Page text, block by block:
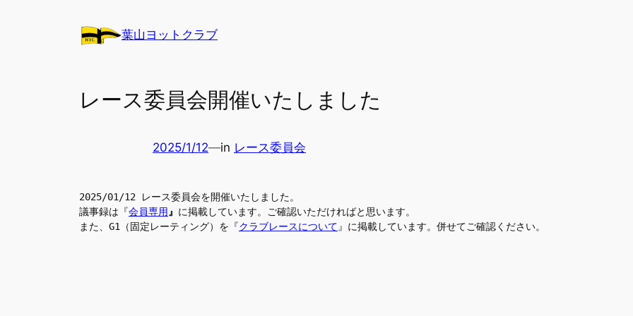
葉山ヨットクラブ
レース委員会開催いたしました
2025/1/12—in レース委員会
2025/01/12 レース委員会を開催いたしました。
議事録は『会員専用 』 に掲載しています。ご確認いただければと思います。
また、G1（固定レーティング）を『クラブレースについて 』に掲載しています。併せてご確認ください。